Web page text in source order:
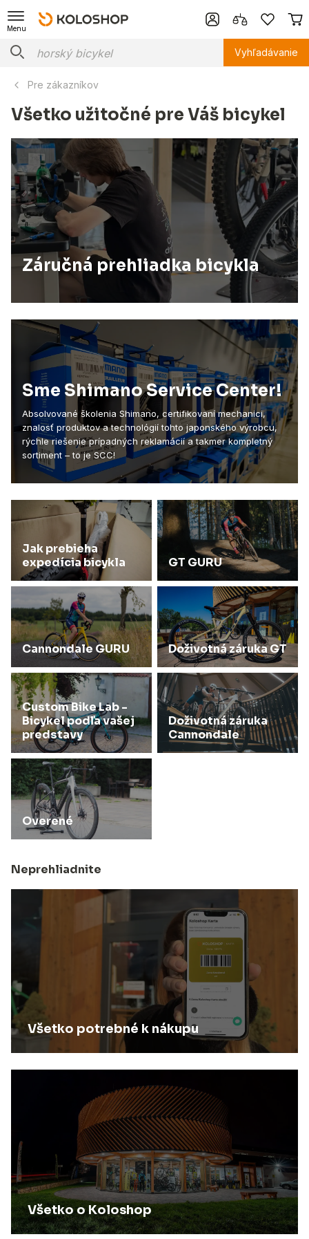
Menu
Vyhľadávanie
Pre zákazníkov
Všetko užitočné pre Váš bicykel
Záručná prehliadka bicykla
Sme Shimano Service Center!
Absolvované školenia Shimano, certifikovaní mechanici,
znalosť produktov a technológií tohto japonského výrobcu,
rýchle riešenie prípadných reklamácií a takmer kompletný
sortiment – to je SCC!
Jak prebieha
expedícia bicykla
GT GURU
Cannondale GURU Doživotná záruka GT
Custom Bike Lab -
Bicykel podľa vašej
predstavy
Doživotná záruka
Cannondale
Overené
Neprehliadnite
Všetko potrebné k nákupu
Všetko o Koloshop